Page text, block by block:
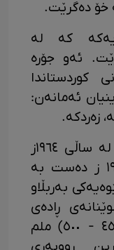
کە لە
ئەو جۆرە
کوردستاندا
ئەمانەن:
زەردکە.
بەڵام گەنمی "مەکسیباک" کە لە ساڵی ١٩٦٤ز
هێنرایە عێراق و لە ساڵی ١٩٦٧ ز دەست بە
بەربڵاو
ڕادەی
دابارینی ساڵانەی لە نێوان (٤٥٠ - ٥٠٠) ملم